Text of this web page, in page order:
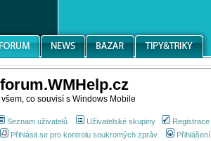
forum.WMHelp.cz
všem, co souvisí s Windows Mobile
Seznam uživatelů Uživatelské skupiny
Registrace
Přihlásit se pro kontrolu soukromých zpráv Přihlášení